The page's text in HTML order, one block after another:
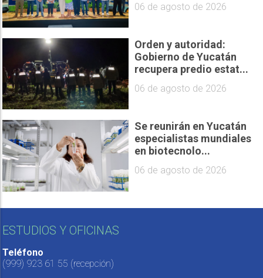
06 de agosto de 2026
Orden y autoridad:
Gobierno de Yucatán
recupera predio estat...
06 de agosto de 2026
Se reunirán en Yucatán
especialistas mundiales
en biotecnolo...
06 de agosto de 2026
ESTUDIOS Y OFICINAS
Teléfono
(999) 923 61 55 (recepción)